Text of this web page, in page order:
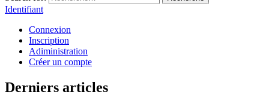
Identifiant
Connexion
Inscription
Adiministration
Créer un compte
Derniers articles